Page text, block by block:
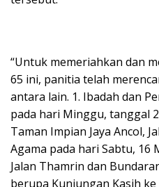
“Untuk memeriahkan dan
65 ini, panitia telah
antara lain. 1. Ibadah dan
pada hari Minggu, tanggal
Taman Impian Jaya Ancol,
Agama pada hari Sabtu, 16
Jalan Thamrin dan
berupa Kunjungan Kasih ke